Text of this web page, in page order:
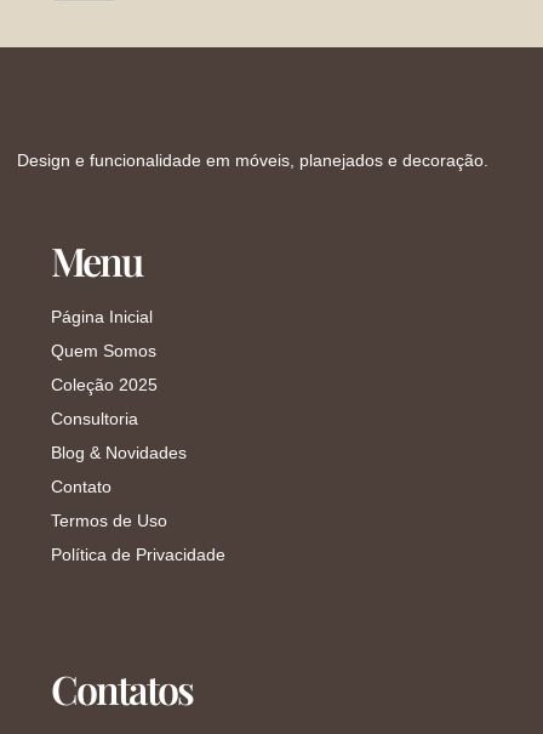
Design e funcionalidade em móveis, planejados e decoração.
Menu
Página Inicial
Quem Somos
Coleção 2025
Consultoria
Blog & Novidades
Contato
Termos de Uso
Política de Privacidade
Contatos